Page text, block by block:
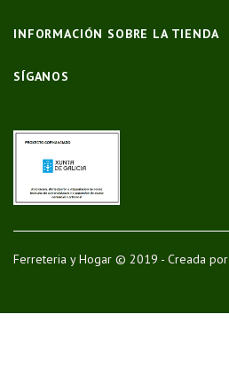
INFORMACIÓN SOBRE LA TIENDA
SÍGANOS
Ferreteria y Hogar © 2019 - Creada por